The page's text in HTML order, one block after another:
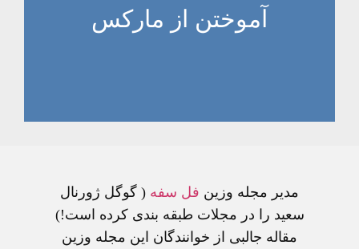
آموختن از مارکس
مدير مجله وزين فل سفه ( گوگل ژورنال
سعيد را در مجلات طبقه بندی کرده است!)
مقاله جالبی از خوانندگان اين مجله وزين